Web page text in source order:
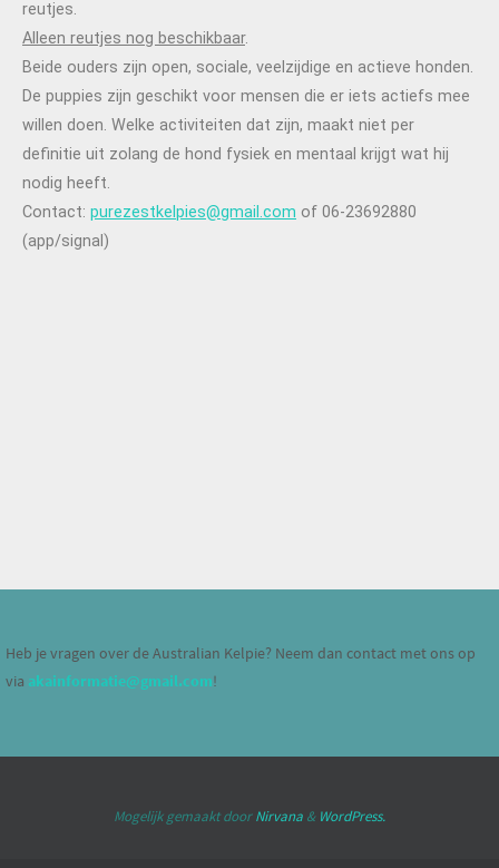
reutjes.
Alleen reutjes nog beschikbaar.
Beide ouders zijn open, sociale, veelzijdige en actieve honden.
De puppies zijn geschikt voor mensen die er iets actiefs mee
willen doen. Welke activiteiten dat zijn, maakt niet per
definitie uit zolang de hond fysiek en mentaal krijgt wat hij
nodig heeft.
Contact: purezestkelpies@gmail.com of 06-23692880
(app/signal)
Heb je vragen over de Australian Kelpie? Neem dan contact met ons op
via akainformatie@gmail.com!
Mogelijk gemaakt doorNirvana & WordPress.